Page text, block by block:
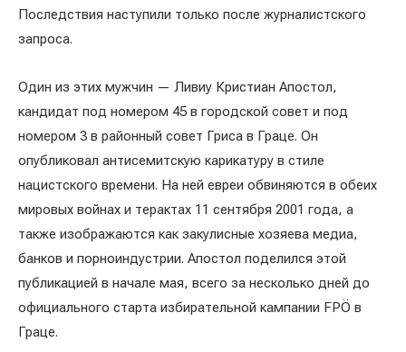
Последствия наступили только после журналистского
запроса.
Один из этих мужчин — Ливиу Кристиан Апостол,
кандидат под номером 45 в городской совет и под
номером 3 в районный совет Гриса в Граце. Он
опубликовал антисемитскую карикатуру в стиле
нацистского времени. На ней евреи обвиняются в обеих
мировых войнах и терактах 11 сентября 2001 года, а
также изображаются как закулисные хозяева медиа,
банков и порноиндустрии. Апостол поделился этой
публикацией в начале мая, всего за несколько дней до
официального старта избирательной кампании FPÖ в
Граце.